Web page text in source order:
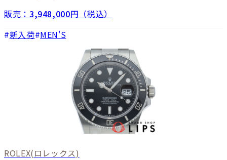
販売： 3,948,000円（税込）
新入荷 MEN'S
ROLEX(ロレックス)